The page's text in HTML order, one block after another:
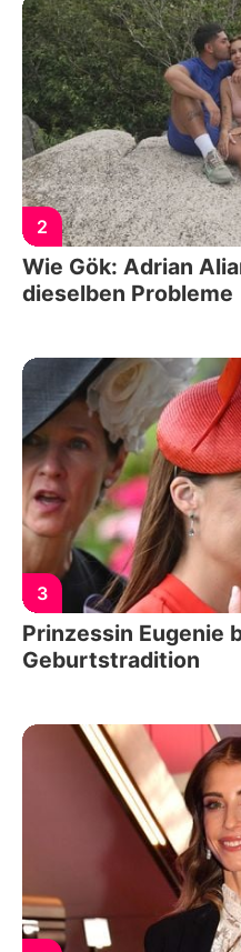
2
Wie Gök: Adrian
dieselben Probleme
3
Prinzessin Eugenie
Geburtstradition